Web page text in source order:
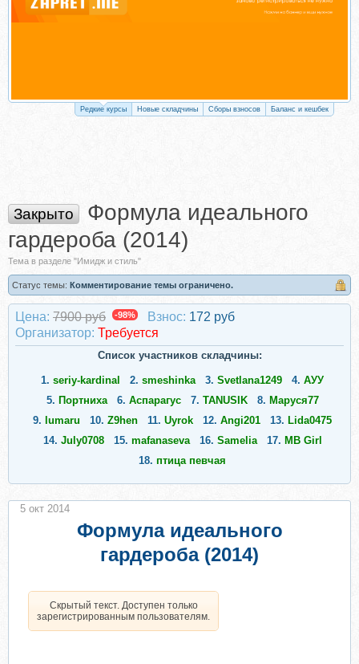
Редкие курсы Новые складчины Сборы взносов Баланс и кешбек
Закрыто
Формула идеального
гардероба (2014)
Тема в разделе "Имидж и стиль"
Статус темы: Комментирование темы ограничено.
Цена: 7900 руб -98% Взнос: 172 руб
Организатор: Требуется
Список участников складчины:
1. seriy-kardinal 2. smeshinka 3. Svetlana1249 4. АУУ
5. Портниха 6. Аспарагус 7. TANUSIK 8. Маруся77
9. lumaru 10. Z9hen 11. Uyrok 12. Angi201 13. Lida0475
14. July0708 15. mafanaseva 16. Samelia 17. MB Girl
18. птица певчая
Формула идеального
гардероба (2014)
Скрытый текст. Доступен только
зарегистрированным пользователям.
5 окт 2014